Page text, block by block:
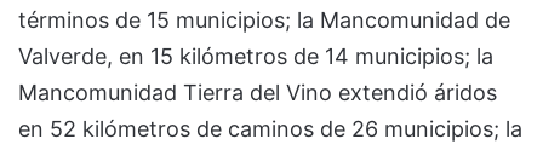
términos de 15 municipios; la Mancomunidad de
Valverde, en 15 kilómetros de 14 municipios; la
Mancomunidad Tierra del Vino extendió áridos
en 52 kilómetros de caminos de 26 municipios; la